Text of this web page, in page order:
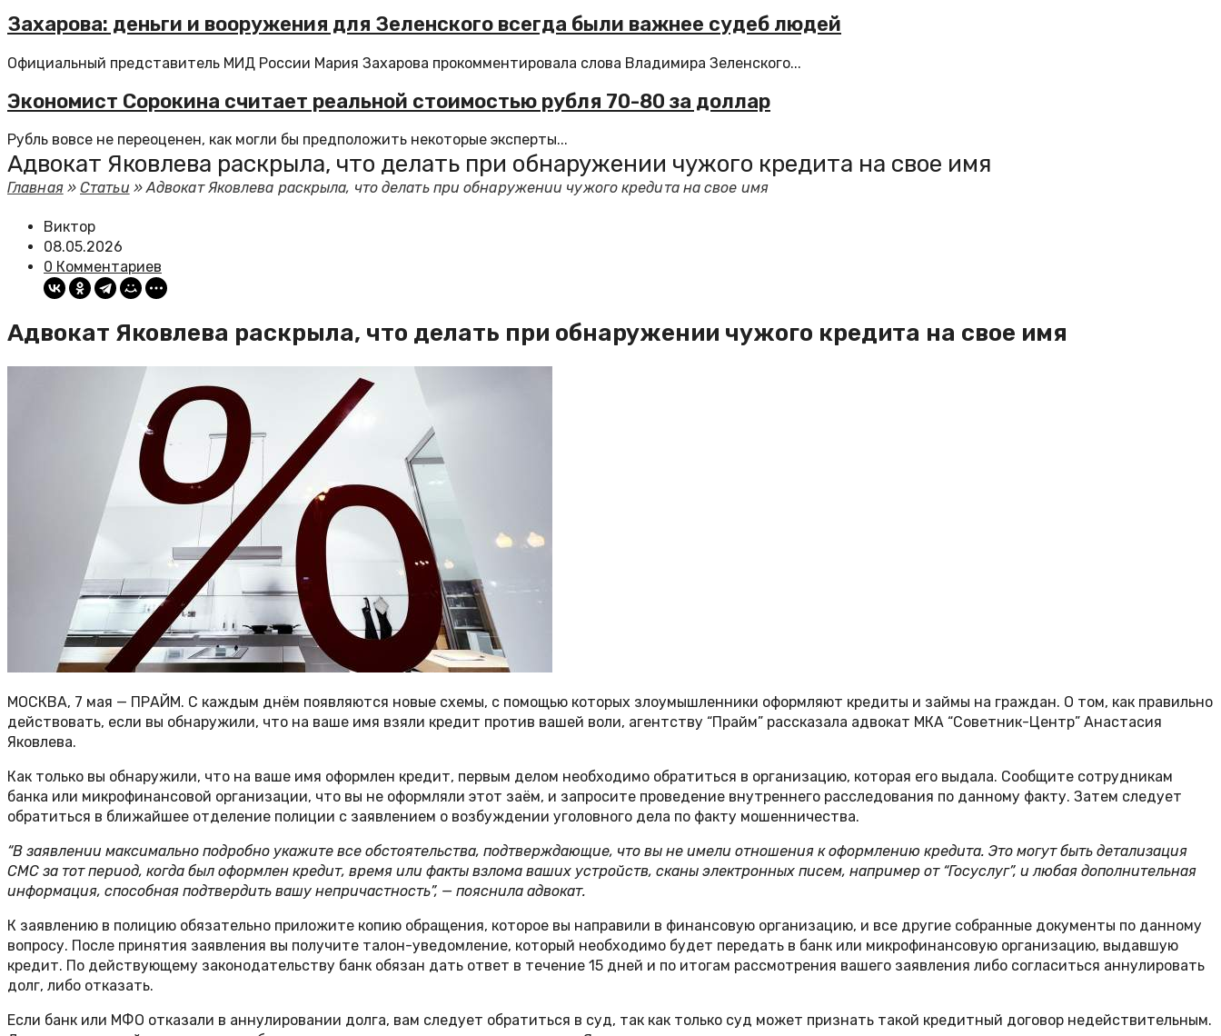
Захарова: деньги и вооружения для Зеленского всегда были важнее судеб людей
Официальный представитель МИД России Мария Захарова прокомментировала слова Владимира Зеленского...
Экономист Сорокина считает реальной стоимостью рубля 70-80 за доллар
Рубль вовсе не переоценен, как могли бы предположить некоторые эксперты...
Адвокат Яковлева раскрыла, что делать при обнаружении чужого кредита на свое имя
Главная»Статьи »Адвокат Яковлева раскрыла, что делать при обнаружении чужого кредита на свое имя
Виктор
08.05.2026
0 Комментариев
Адвокат Яковлева раскрыла, что делать при обнаружении чужого кредита на свое имя
МОСКВА, 7 мая — ПРАЙМ. С каждым днём появляются новые схемы, с помощью которых злоумышленники оформляют кредиты и займы на граждан. О том, как правильно
действовать, если вы обнаружили, что на ваше имя взяли кредит против вашей воли, агентству “Прайм” рассказала адвокат МКА “Советник-Центр” Анастасия
Яковлева.
Как только вы обнаружили, что на ваше имя оформлен кредит, первым делом необходимо обратиться в организацию, которая его выдала. Сообщите сотрудникам
банка или микрофинансовой организации, что вы не оформляли этот заём, и запросите проведение внутреннего расследования по данному факту. Затем следует
обратиться в ближайшее отделение полиции с заявлением о возбуждении уголовного дела по факту мошенничества.
“В заявлении максимально подробно укажите все обстоятельства, подтверждающие, что вы не имели отношения к оформлению кредита. Это могут быть детализация
СМС за тот период, когда был оформлен кредит, время или факты взлома ваших устройств, сканы электронных писем, например от “Госуслуг”, и любая дополнительная
информация, способная подтвердить вашу непричастность”, — пояснила адвокат.
К заявлению в полицию обязательно приложите копию обращения, которое вы направили в финансовую организацию, и все другие собранные документы по данному
вопросу. После принятия заявления вы получите талон-уведомление, который необходимо будет передать в банк или микрофинансовую организацию, выдавшую
кредит. По действующему законодательству банк обязан дать ответ в течение 15 дней и по итогам рассмотрения вашего заявления либо согласиться аннулировать
долг, либо отказать.
Если банк или МФО отказали в аннулировании долга, вам следует обратиться в суд, так как только суд может признать такой кредитный договор недействительным.